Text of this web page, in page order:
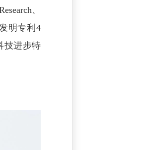
、
明专利4
技进步特